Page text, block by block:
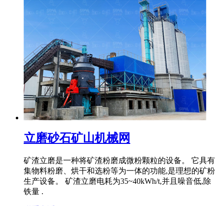
立磨砂石矿山机械网
矿渣立磨是一种将矿渣粉磨成微粉颗粒的设备。 它具有
集物料粉磨、烘干和选粉等为一体的功能,是理想的矿粉
生产设备。 矿渣立磨电耗为35~40kWh/t,并且噪音低,除
铁量 .